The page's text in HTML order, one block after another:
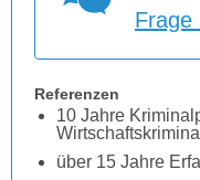
Frage
Referenzen
10 Jahre
über 15 Jahre